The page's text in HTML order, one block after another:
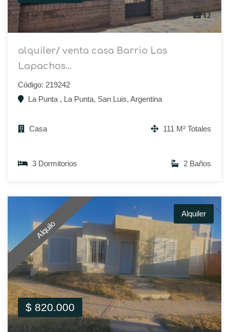
111 M² Totales 12
alquiler/ venta casa Barrio Los
Lapachos...
Código: 219242
La Punta , La Punta, San Luis, Argentina
Casa 111 M² Totales
3 Dormitorios 2 Baños
Alquilo
Alquiler
$ 820.000
111 M² Totales 16